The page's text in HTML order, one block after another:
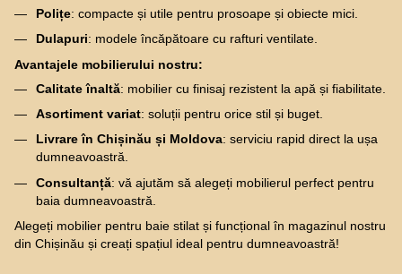
Polițe: compacte și utile pentru prosoape și obiecte mici.
Dulapuri: modele încăpătoare cu rafturi ventilate.
Avantajele mobilierului nostru:
Calitate înaltă: mobilier cu finisaj rezistent la apă și fiabilitate.
Asortiment variat: soluții pentru orice stil și buget.
Livrare în Chișinău și Moldova: serviciu rapid direct la ușa
dumneavoastră.
Consultanță: vă ajutăm să alegeți mobilierul perfect pentru
baia dumneavoastră.
Alegeți mobilier pentru baie stilat și funcțional în magazinul nostru
din Chișinău și creați spațiul ideal pentru dumneavoastră!